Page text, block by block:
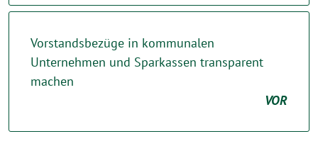
Vorstandsbezüge in kommunalen
Unternehmen und Sparkassen transparent
machen
VOR